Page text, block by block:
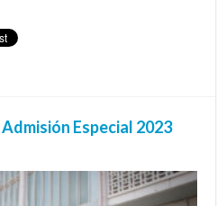
Especial 2023